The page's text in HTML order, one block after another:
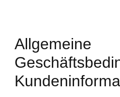
Allgemeine